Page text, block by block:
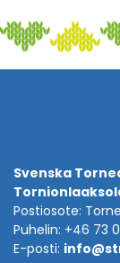
Svenska
Postiosote:
Puhelin: +46 73
E-posti: